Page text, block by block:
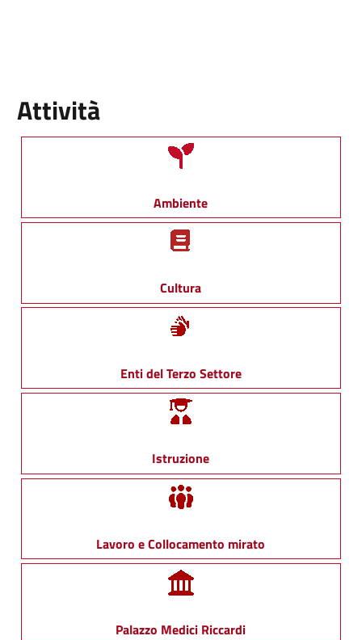
Attività
Ambiente
Cultura
Enti del Terzo Settore
Istruzione
Lavoro e Collocamento mirato
Palazzo Medici Riccardi